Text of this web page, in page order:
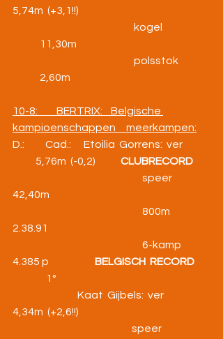
5,74m  (+3,1!!)
kogel
11,30m
polsstok
2,60m
10-8:         BERTRIX:    Belgische
kampioenschappen     meerkampen:
D.:          Cad.:      Etoilia  Gorrens:  ver
5,76m  (-0,2) CLUBRECORD
speer
42,40m
800m
2.38.91
6-kamp
4.385 p BELGISCH  RECORD
1°
Kaat  Gijbels:  ver
4,34m  (+2,6!!)
speer